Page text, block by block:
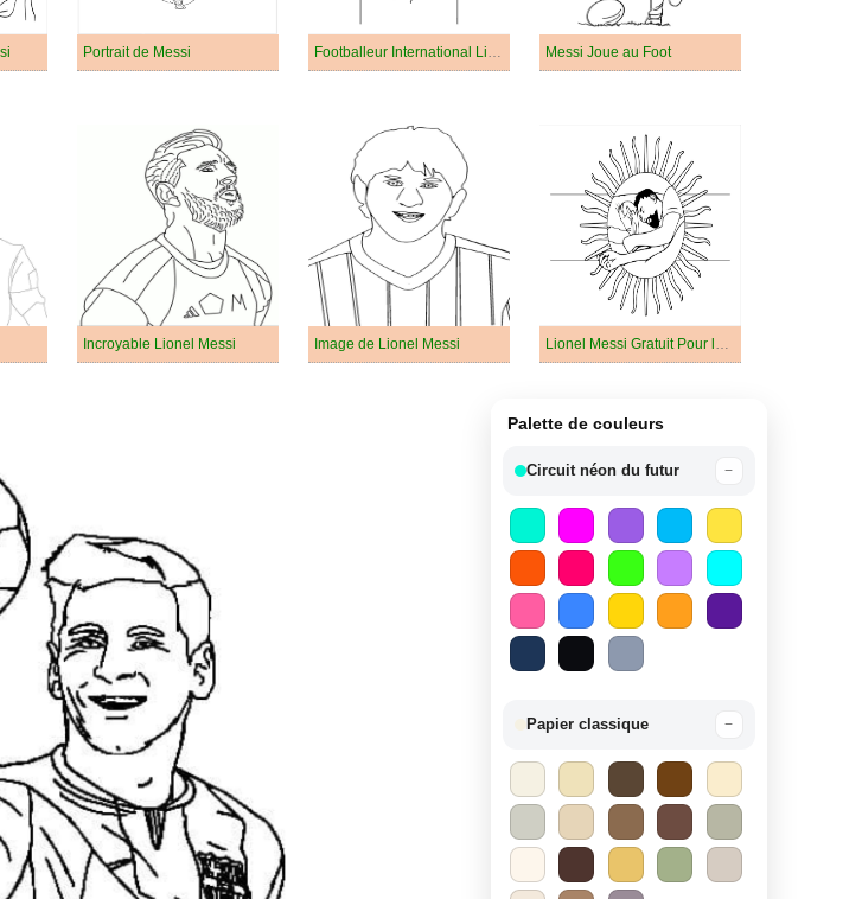
Portrait de Messi Footballeur International Lionel Messi Messi Joue au Foot
Incroyable Lionel Messi Image de Lionel Messi Lionel Messi Gratuit Pour les Enfants
Palette de couleurs
Circuit néon du futur −
Papier classique −